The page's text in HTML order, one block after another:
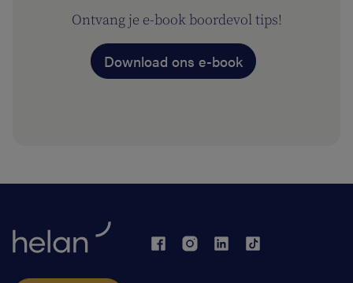
Ontvang je e-book boordevol tips!
Download ons e-book